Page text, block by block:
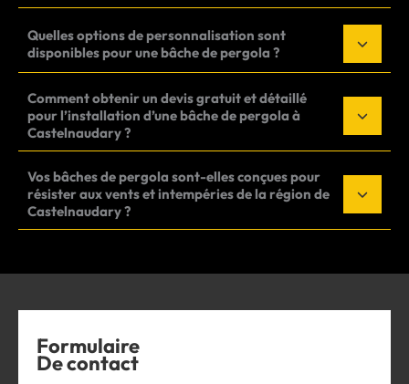
Quelles options de personnalisation sont
disponibles pour une bâche de pergola ?
Comment obtenir un devis gratuit et détaillé
pour l’installation d’une bâche de pergola à
Castelnaudary ?
Vos bâches de pergola sont-elles conçues pour
résister aux vents et intempéries de la région de
Castelnaudary ?
Formulaire
De contact